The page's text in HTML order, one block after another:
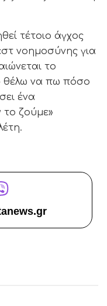
τέτοιο άγχος
νοημοσύνης για
το
θέλω να πω πόσο
ένα
το ζούμε»